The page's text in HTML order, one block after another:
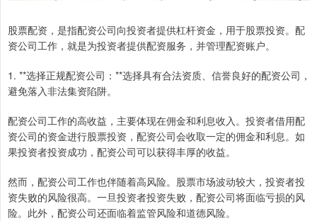
股票配资，是指配资公司向投资者提供杠杆资金，用于股票投资。配
资公司工作，就是为投资者提供配资服务，并管理配资账户。
1. **选择正规配资公司：**选择具有合法资质、信誉良好的配资公司，
避免落入非法集资陷阱。
配资公司工作的高收益，主要体现在佣金和利息收入。投资者借用配
资公司的资金进行股票投资，配资公司会收取一定的佣金和利息。如
果投资者投资成功，配资公司可以获得丰厚的收益。
然而，配资公司工作也伴随着高风险。股票市场波动较大，投资者投
资失败的风险很高。一旦投资者投资失败，配资公司将面临亏损的风
险。此外，配资公司还面临着监管风险和道德风险。